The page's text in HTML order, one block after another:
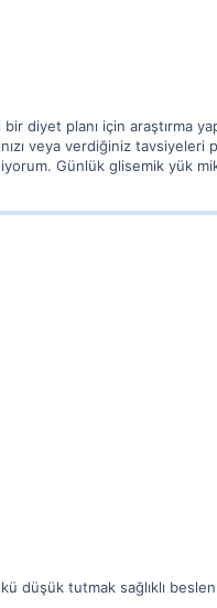
diyet planı için araştırma
veya verdiğiniz
Günlük glisemik yük
düşük tutmak sağlıklı